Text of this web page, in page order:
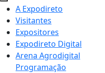
A Expodireto
Visitantes
Expositores
Expodireto Digital
Arena Agrodigital
Programação